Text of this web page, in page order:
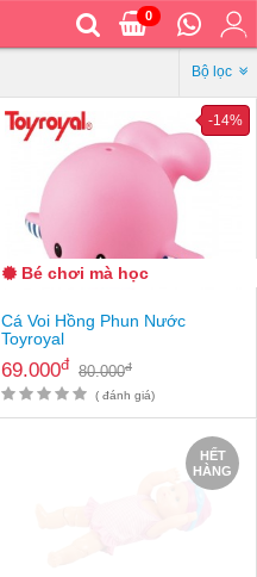
0
Bộ lọc
Cá Voi Hồng Phun Nước
Toyroyal
69.000đ 80.000đ
-14%
( đánh giá)
Bé chơi mà học
HẾT
HÀNG